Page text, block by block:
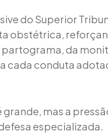
do Superior
obstétrica,
da
cada conduta
mas a
especializada.